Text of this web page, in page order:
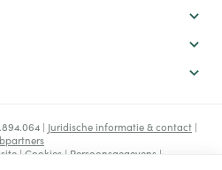
| Juridische informatie & contact |
| Cookies | Persoonsgegevens |